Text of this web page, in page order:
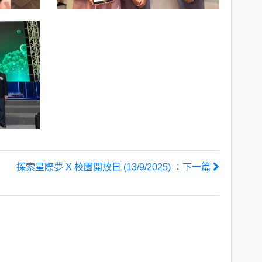
探索星際夢 X 校園開放日 (13/9/2025) ：下一篇